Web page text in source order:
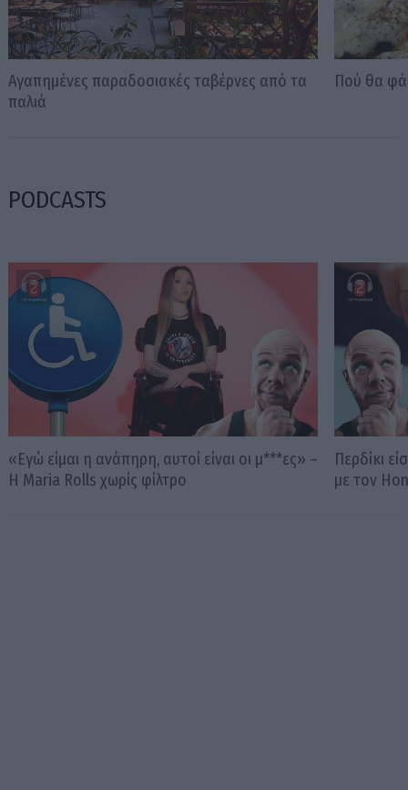
Αγαπημένες παραδοσιακές ταβέρνες από τα
παλιά
Πού θα
PODCASTS
«Εγώ είμαι η ανάπηρη, αυτοί είναι οι μ***ες» –
Η Maria Rolls χωρίς φίλτρο
Περδίκι
με τον